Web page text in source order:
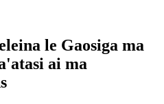
le Gaosiga ma
ai ma